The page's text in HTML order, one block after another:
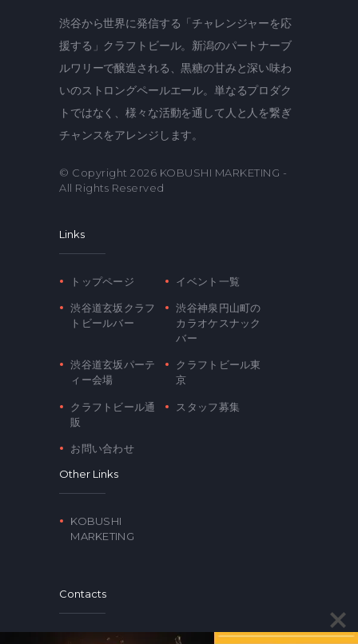
渋谷から世界に発信する「チャレンジャーを応
援する」クラフトビール。新潟のパートナーブ
ルワリーで醸造される、黒糖の甘みと深い味わ
いのストロングペールエール。単なるプロダク
トではなく、様々な活動を通して人と人を繋ぎ
チャンスをアレンジします。
© Copyright 2026 KOBUSHI MARKETING -
All Rights Reserved
Links
トップページ イベント一覧
渋谷道玄坂クラフ
トビールバー
渋谷神泉円山町の
カラオケスナック
バー
渋谷道玄坂パーテ
ィー会場
クラフトビール東
京
クラフトビール通
販
スタッフ募集
お問い合わせ
Other Links
KOBUSHI
MARKETING
Contacts
〒150-0043 東京都渋谷区道玄坂2-17-2 トップ美奄